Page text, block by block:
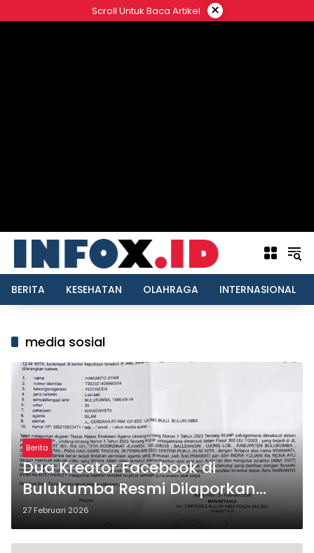
ke
Scroll Untuk Baca Artikel ×
BERITA KESEHATAN OLAHRAGA INTERNASIONAL
media sosial
Berita
Dua Kreator Facebook di
Bulukumba Resmi Dilaporkan
Atas Penistaan Agama
27 Februari 2026